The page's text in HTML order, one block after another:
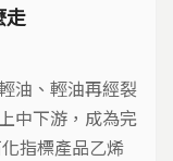
走
油、輕油再經裂
中下游，成為完
指標產品乙烯